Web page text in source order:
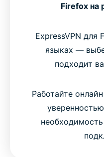
Firefox на
ExpressVPN для
языках —
подходит
Работайте